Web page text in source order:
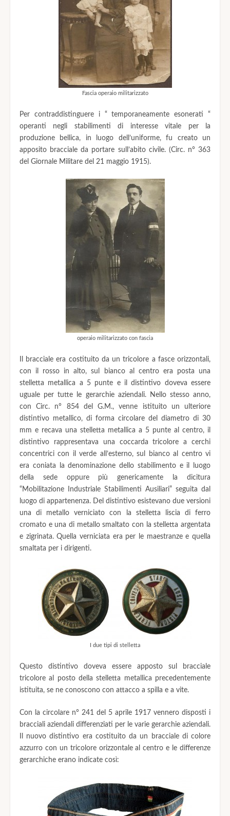
Fascia operaio militarizzato
Per contraddistinguere i “ temporaneamente esonerati “
operanti negli stabilimenti di interesse vitale per la
produzione bellica, in luogo dell’uniforme, fu creato un
apposito bracciale da portare sull’abito civile. (Circ. n° 363
del Giornale Militare del 21 maggio 1915).
operaio militarizzato con fascia
Il bracciale era costituito da un tricolore a fasce orizzontali,
con il rosso in alto, sul bianco al centro era posta una
stelletta metallica a 5 punte e il distintivo doveva essere
uguale per tutte le gerarchie aziendali. Nello stesso anno,
con Circ. n° 854 del G.M., venne istituito un ulteriore
distintivo metallico, di forma circolare del diametro di 30
mm e recava una stelletta metallica a 5 punte al centro, il
distintivo rappresentava una coccarda tricolore a cerchi
concentrici con il verde all’esterno, sul bianco al centro vi
era coniata la denominazione dello stabilimento e il luogo
della sede oppure più genericamente la dicitura
“Mobilitazione Industriale Stabilimenti Ausiliari” seguita dal
luogo di appartenenza. Del distintivo esistevano due versioni
una di metallo verniciato con la stelletta liscia di ferro
cromato e una di metallo smaltato con la stelletta argentata
e zigrinata. Quella verniciata era per le maestranze e quella
smaltata per i dirigenti.
I due tipi di stelletta
Questo distintivo doveva essere apposto sul bracciale
tricolore al posto della stelletta metallica precedentemente
istituita, se ne conoscono con attacco a spilla e a vite.
Con la circolare n° 241 del 5 aprile 1917 vennero disposti i
bracciali aziendali differenziati per le varie gerarchie aziendali.
Il nuovo distintivo era costituito da un bracciale di colore
azzurro con un tricolore orizzontale al centro e le differenze
gerarchiche erano indicate così: